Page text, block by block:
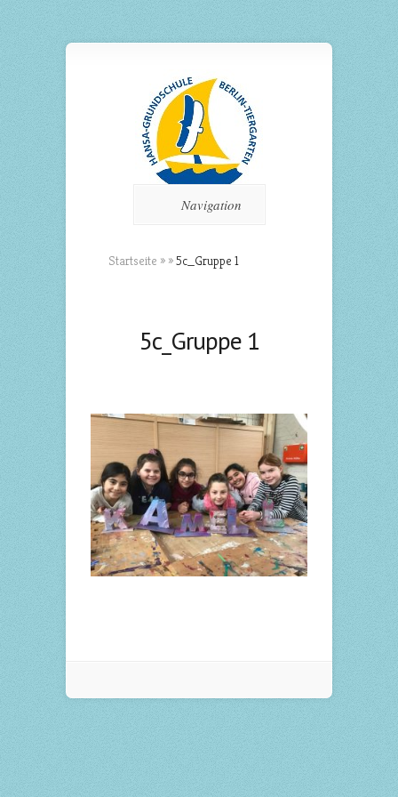
Navigation
Startseite » »5c_Gruppe 1
5c_Gruppe 1